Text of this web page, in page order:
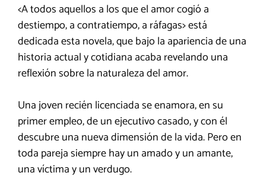
<A todos aquellos a los que el amor cogió a
destiempo, a contratiempo, a ráfagas> está
dedicada esta novela, que bajo la apariencia de una
historia actual y cotidiana acaba revelando una
reflexión sobre la naturaleza del amor.
Una joven recién licenciada se enamora, en su
primer empleo, de un ejecutivo casado, y con él
descubre una nueva dimensión de la vida. Pero en
toda pareja siempre hay un amado y un amante,
una víctima y un verdugo.